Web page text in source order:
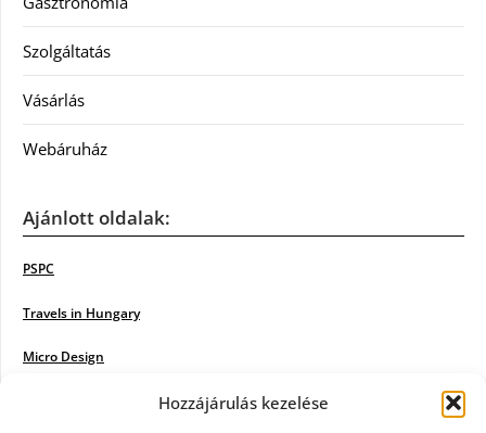
Hozzájárulás kezelése
Szolgáltatás
Vásárlás
Webáruház
Ajánlott oldalak:
PSPC
Travels in Hungary
Micro Design